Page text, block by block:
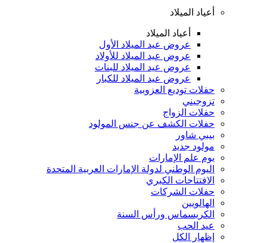
أعياد الميلاد
أعياد الميلاد
عروض عيد الميلاد الأول
عروض عيد الميلاد للأولاد
عروض عيد الميلاد للبنات
عروض عيد الميلاد للكبار
حفلات توديع العزوبية
تزوجيني
حفلات الزواج
حفلات الكشف عن جنس المولود
بيبي شاور
مولود جديد
يوم علم الإمارات
اليوم الوطني لدولة الإمارات العربية المتحدة
الافتتاحات الكبري
حفلات الشركات
الهالويين
الكريسماس ورأس السنة
عيد الحب
إظهار الكل